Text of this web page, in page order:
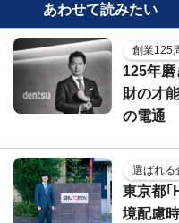
あわせて読みたい
創業125
125年磨
財の才
の電通
選ばれる
東京都｢
境配慮